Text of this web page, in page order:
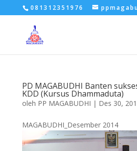
081312351976
PD MAGABUDHI Banten
KDD (Kursus Dhammaduta)
oleh PP MAGABUDHI | Des 30,
MAGABUDHI_Desember 2014